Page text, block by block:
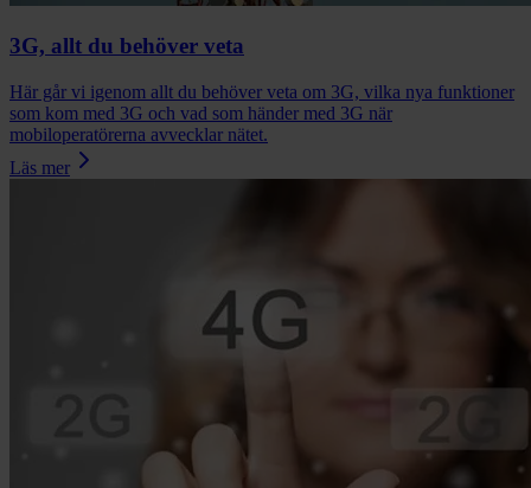
3G, allt du behöver veta
Här går vi igenom allt du behöver veta om 3G, vilka nya funktioner
som kom med 3G och vad som händer med 3G när
mobiloperatörerna avvecklar nätet.
Läs mer